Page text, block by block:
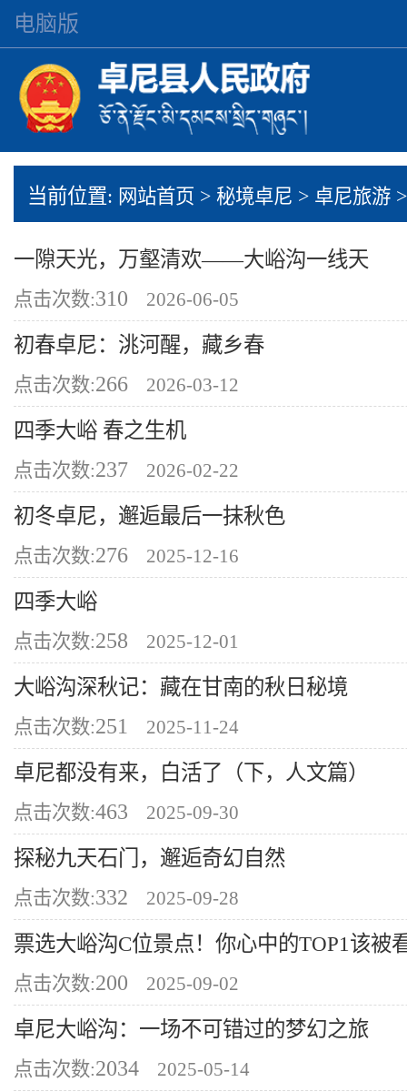
电脑版
当前位置: 网站首页 > 秘境卓尼 > 卓尼旅游
一隙天光，万壑清欢——大峪沟一线天
点击次数:310 2026-06-05
初春卓尼：洮河醒，藏乡春
点击次数:266 2026-03-12
四季大峪 春之生机
点击次数:237 2026-02-22
初冬卓尼，邂逅最后一抹秋色
点击次数:276 2025-12-16
四季大峪
点击次数:258 2025-12-01
大峪沟深秋记：藏在甘南的秋日秘境
点击次数:251 2025-11-24
卓尼都没有来，白活了（下，人文篇）
点击次数:463 2025-09-30
探秘九天石门，邂逅奇幻自然
点击次数:332 2025-09-28
票选大峪沟C位景点！你心中的TOP1该被
点击次数:200 2025-09-02
卓尼大峪沟：一场不可错过的梦幻之旅
点击次数:2034 2025-05-14